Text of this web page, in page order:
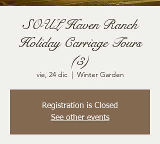
SOUL Haven Ranch
Holiday Carriage Tours
(3)
vie, 24 dic
  |
Winter Garden
Registration is Closed
See other events